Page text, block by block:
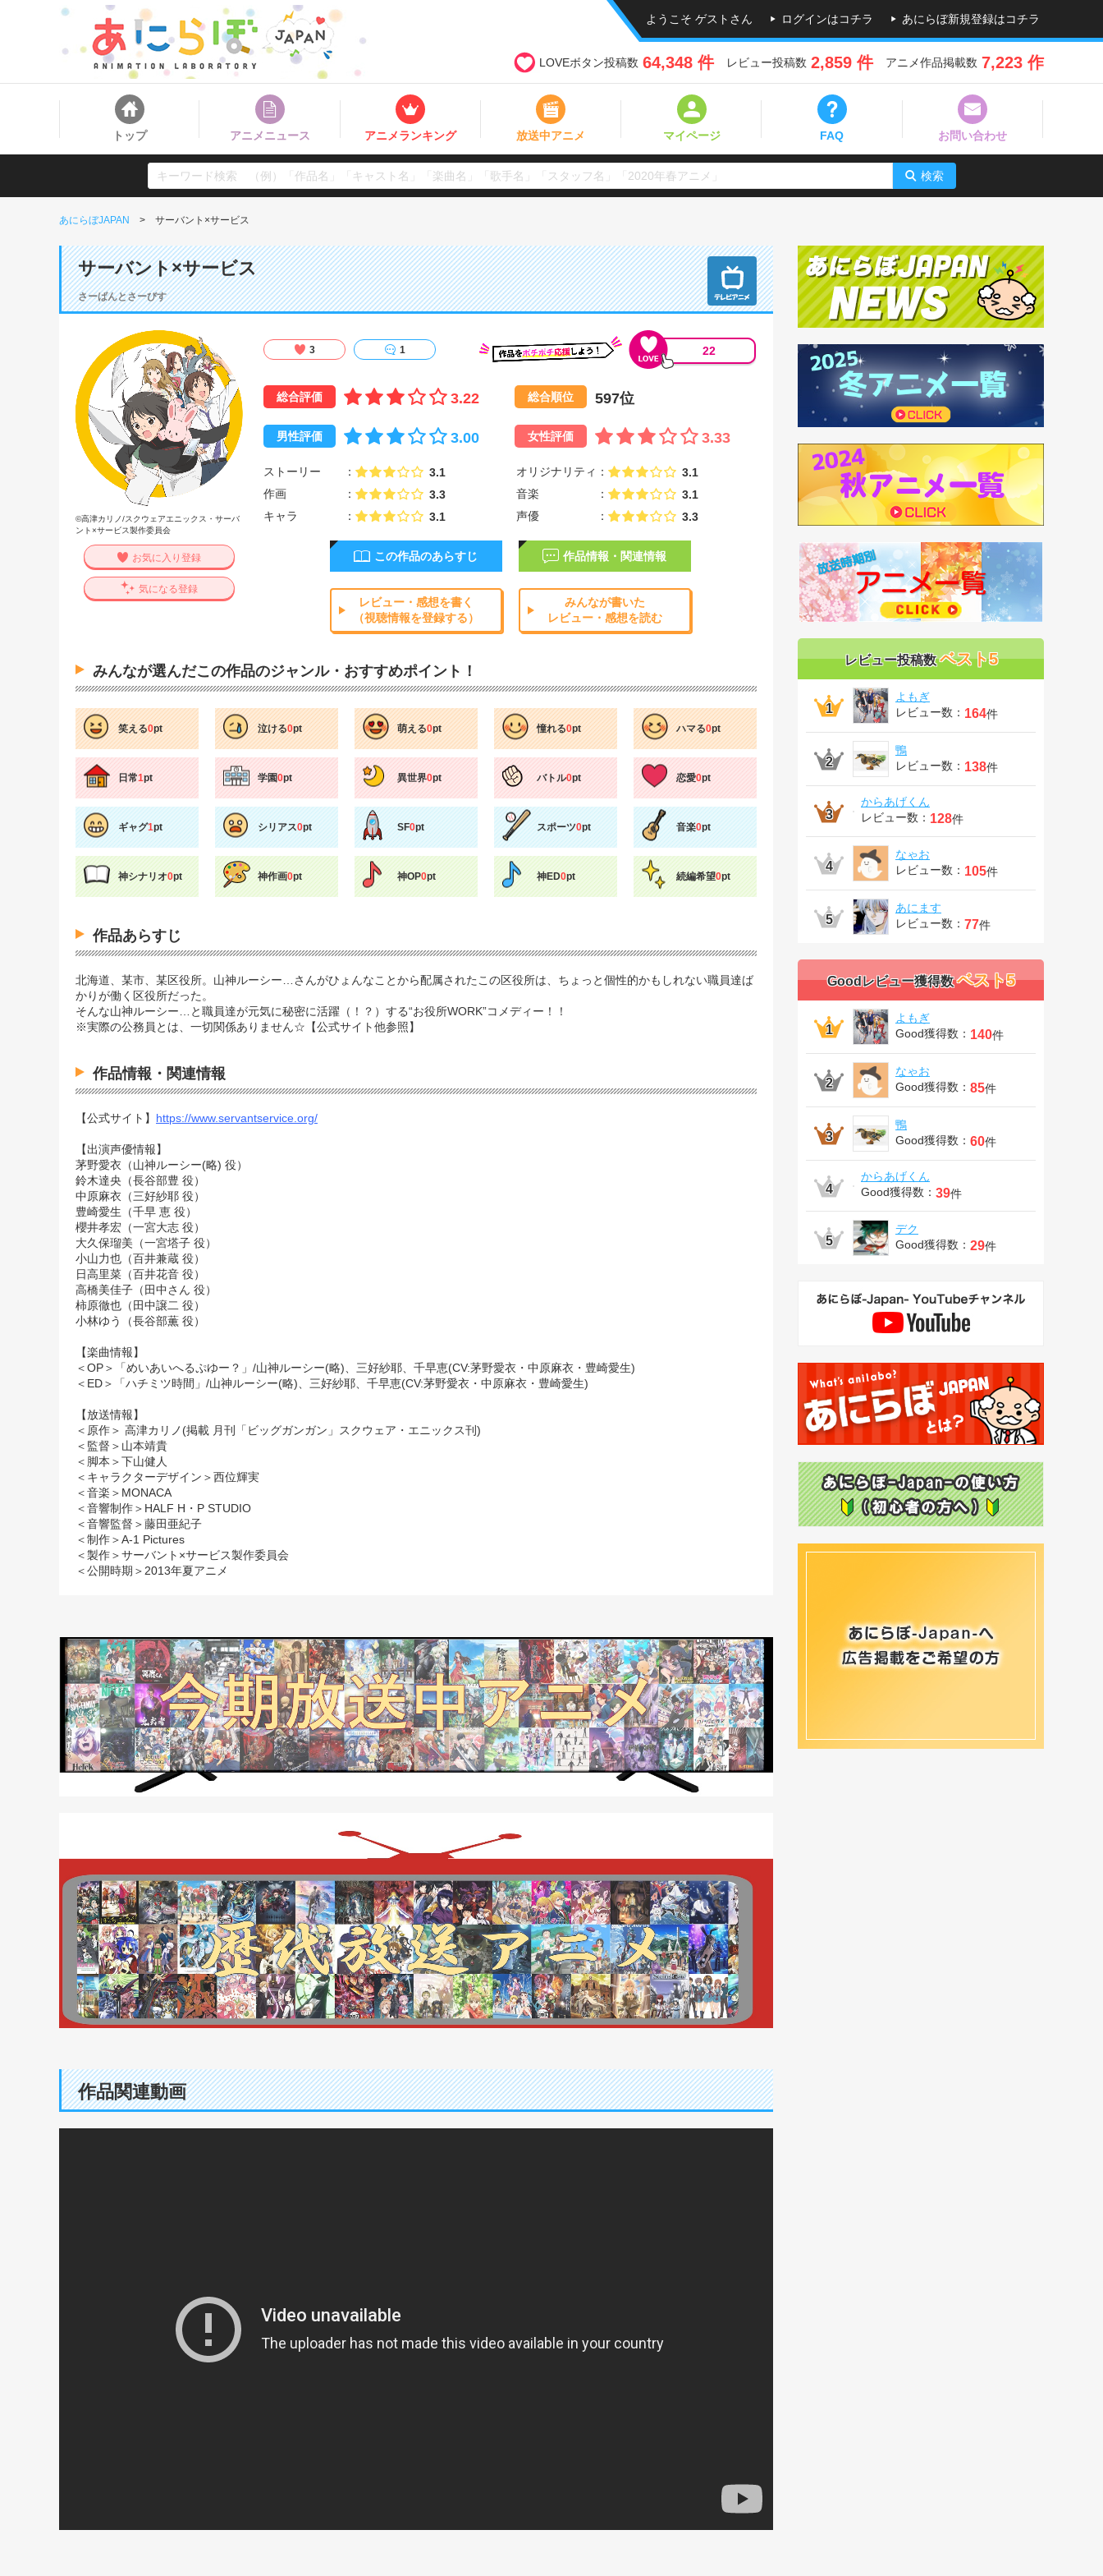
ようこそ ゲストさん ログインはコチラ あにらぼ新規登録はコチラ
LOVEボタン投稿数 64,348 件 レビュー投稿数 2,859 件 アニメ作品掲載数 7,223 作
トップ アニメニュース アニメランキング 放送中アニメ マイページ FAQ お問い合わせ
検索
あにらぼJAPAN サーバント×サービス
サーバント×サービス
さーばんとさーびす
©高津カリノ/スクウェアエニックス・サーバ
ント×サービス製作委員会
お気に入り登録
気になる登録
3 1 22
総合評価 3.22 総合順位 597位
男性評価 3.00 女性評価 3.33
ストーリー 3.1 オリジナリティ
3.1
作画
3.3 音楽
3.1
キャラ
3.1 声優 3.3
この作品のあらすじ 作品情報・関連情報
レビュー・感想を書く
（視聴情報を登録する）
みんなが書いた
レビュー・感想を読む
みんなが選んだこの作品のジャンル・おすすめポイント！
笑える0pt 泣ける0pt 萌える0pt 憧れる0pt ハマる0pt
日常1pt 学園0pt 異世界0pt バトル0pt 恋愛0pt
ギャグ1pt シリアス0pt SF0pt スポーツ0pt 音楽0pt
神シナリオ0pt 神作画0pt 神OP0pt 神ED0pt 続編希望0pt
作品あらすじ
北海道、某市、某区役所。山神ルーシー…さんがひょんなことから配属されたこの区役所は、ちょっと個性的かもしれない職員達ば
かりが働く区役所だった。
そんな山神ルーシー…と職員達が元気に秘密に活躍（！？）する“お役所WORK”コメディー！！
※実際の公務員とは、一切関係ありません☆【公式サイト他参照】
作品情報・関連情報
【公式サイト】 https://www.servantservice.org/
【出演声優情報】
茅野愛衣 （山神ルーシー(略) 役）
鈴木達央 （長谷部豊 役）
中原麻衣 （三好紗耶 役）
豊崎愛生 （千早 恵 役）
櫻井孝宏（一宮大志 役）
大久保瑠美（一宮塔子 役）
小山力也（百井兼蔵 役）
日高里菜 （百井花音 役）
高橋美佳子 （田中さん 役）
柿原徹也 （ 田中譲二 役）
小林ゆう
（長谷部薫 役）
【楽曲情報】
＜OP＞「めいあいへるぷゆー？」/山神ルーシー(略)、三好紗耶、千早恵(CV:茅野愛衣・中原麻衣・豊崎愛生)
＜ED＞「ハチミツ時間」/山神ルーシー(略)、三好紗耶、千早恵(CV:茅野愛衣・中原麻衣・豊崎愛生)
【放送情報】
＜原作＞ 高津カリノ(掲載 月刊「ビッグガンガン」スクウェア・エニックス刊)
＜監督＞山本靖貴
＜脚本＞下山健人
＜キャラクターデザイン＞西位輝実
＜音楽＞MONACA
＜音響制作＞HALF H・P STUDIO
＜音響監督＞藤田亜紀子
＜制作＞A-1 Pictures
＜製作＞サーバント×サービス製作委員会
＜公開時期＞2013年夏アニメ
作品関連動画
レビュー投稿数ベスト5
よもぎ
レビュー数： 164件
鴨
レビュー数： 138件
からあげくん
レビュー数： 128件
なゃお
レビュー数： 105件
あにます
レビュー数： 77件
Goodレビュー獲得数ベスト5
よもぎ
Good獲得数： 140件
なゃお
Good獲得数： 85件
鴨
Good獲得数： 60件
からあげくん
Good獲得数： 39件
デク
Good獲得数： 29件